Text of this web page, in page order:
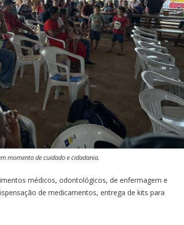
momento de cuidado e cidadania.
médicos, odontológicos, de enfermagem e
de medicamentos, entrega de kits para